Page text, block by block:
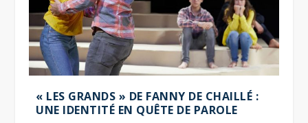
« LES GRANDS » DE FANNY DE CHAILLÉ :
UNE IDENTITÉ EN QUÊTE DE PAROLE